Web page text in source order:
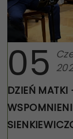
05
DZIEŃ